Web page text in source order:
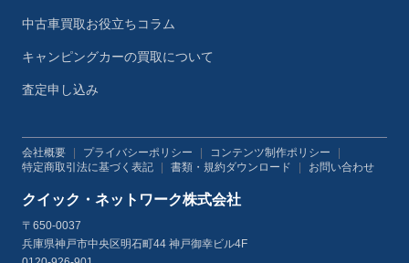
中古車買取お役立ちコラム
キャンピングカーの買取について
査定申し込み
会社概要 プライバシーポリシー コンテンツ制作ポリシー
特定商取引法に基づく表記
書類・規約ダウンロード お問い合わせ
クイック・ネットワーク株式会社
〒650-0037
兵庫県神戸市中央区明石町44 神戸御幸ビル4F